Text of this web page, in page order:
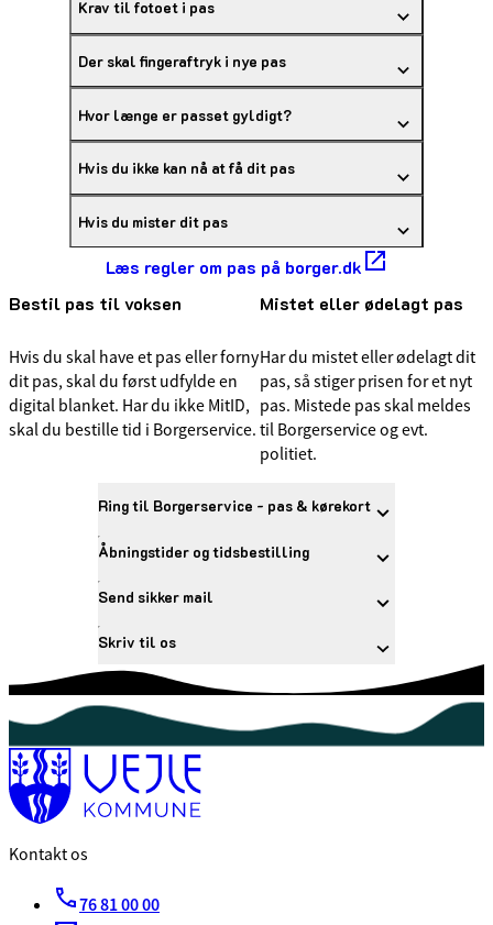
Krav til fotoet i pas
Der skal fingeraftryk i nye pas
Hvor længe er passet gyldigt?
Hvis du ikke kan nå at få dit pas
Hvis du mister dit pas
Læs regler om pas på borger.dk
Bestil pas til voksen
Hvis du skal have et pas eller forny
dit pas, skal du først udfylde en
digital blanket. Har du ikke MitID,
skal du bestille tid i Borgerservice.
Mistet eller ødelagt pas
Har du mistet eller ødelagt dit
pas, så stiger prisen for et nyt
pas. Mistede pas skal meldes
til Borgerservice og evt.
politiet.
Ring til Borgerservice - pas & kørekort
Åbningstider og tidsbestilling
Send sikker mail
Skriv til os
Kontakt os
76 81 00 00